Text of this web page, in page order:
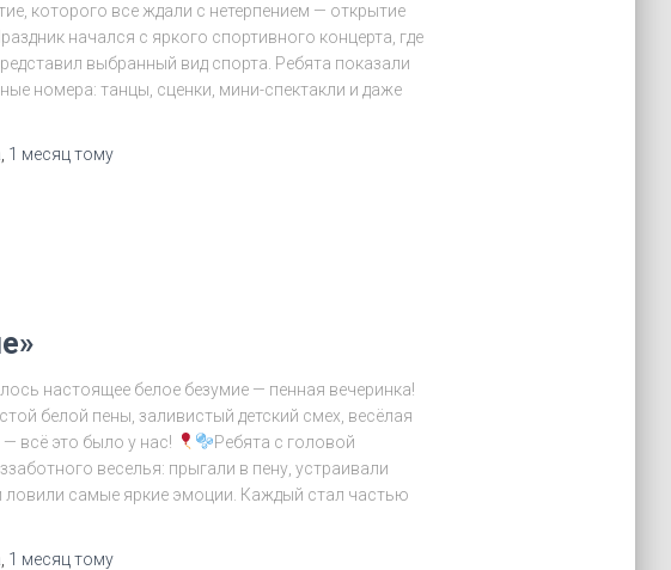
которого все ждали с нетерпением — открытие
начался с яркого спортивного концерта, где
выбранный вид спорта. Ребята показали
номера: танцы, сценки, мини-спектакли и даже
1 месяц тому
настоящее белое безумие — пенная вечеринка!
белой пены, заливистый детский смех, весёлая
всё это было у нас!
Ребята с головой
веселья: прыгали в пену, устраивали
ловили самые яркие эмоции. Каждый стал частью
1 месяц тому